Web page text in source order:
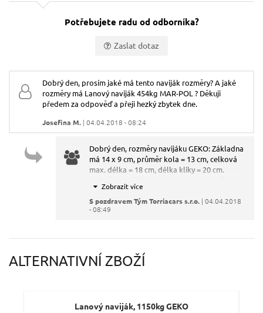
Potřebujete radu od odborníka?
Zaslat dotaz
Váš e-mail:
Dotaz:
Dobrý den, prosím jaké má tento naviják rozměry? A jaké
rozměry má Lanový naviják 454kg MAR-POL ? Děkuji
předem za odpověď a přeji hezký zbytek dne.
Josefina M. | 04.04.2018 - 08:24
Dobrý den, rozměry navijáku GEKO: Základna
má 14 x 9 cm, průměr kola = 13 cm, celková
max. délka = 18 cm, délka kliky = 20 cm.
podobné: Základna má 13 x 8,5 cm, průměr
kola = 13 cm, celková max. délka = 18 cm,
délka kliky = 20 cm.
S pozdravem Tým Torriacars s.r.o. | 04.04.2018
- 08:49
ALTERNATIVNÍ ZBOŽÍ
Lanový naviják, 1150kg GEKO